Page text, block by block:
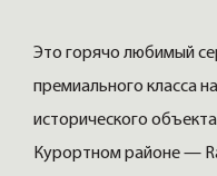
Это горячо любимый
премиального класса
исторического
Курортном районе —